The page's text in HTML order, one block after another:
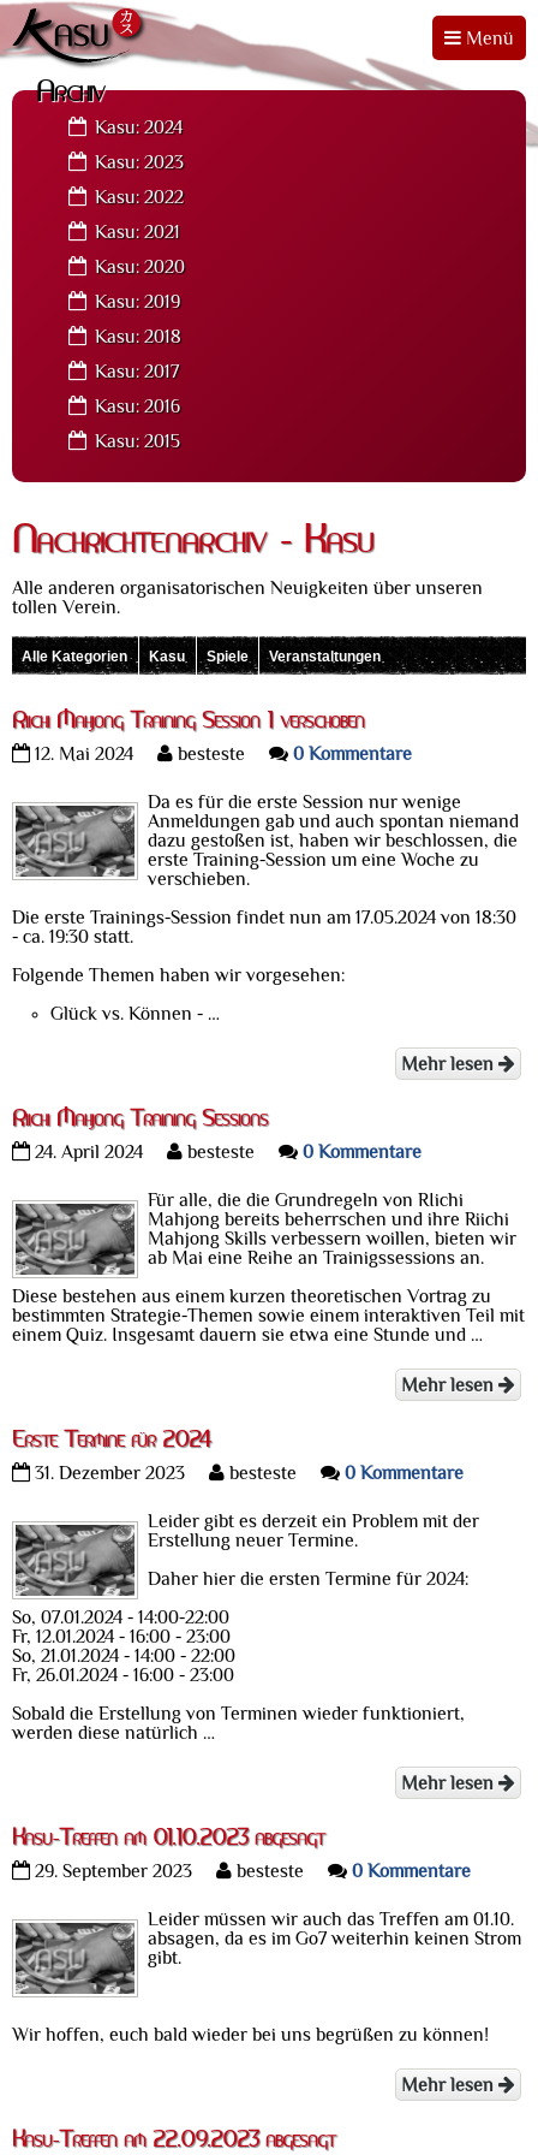
Menü
Archiv
Kasu: 2024
Kasu: 2023
Kasu: 2022
Kasu: 2021
Kasu: 2020
Kasu: 2019
Kasu: 2018
Kasu: 2017
Kasu: 2016
Kasu: 2015
Nachrichtenarchiv - Kasu
Alle anderen organisatorischen Neuigkeiten über unseren
tollen Verein.
Alle Kategorien Kasu Spiele Veranstaltungen
Riichi Mahjong Training Session 1 verschoben
12. Mai 2024 besteste 0 Kommentare
Da es für die erste Session nur wenige
Anmeldungen gab und auch spontan niemand
dazu gestoßen ist, haben wir beschlossen, die
erste Training-Session um eine Woche zu
verschieben.
Die erste Trainings-Session findet nun am 17.05.2024 von 18:30
- ca. 19:30 statt.
Folgende Themen haben wir vorgesehen:
Glück vs. Können - …
Mehr lesen
Riichi Mahjong Training Sessions
24. April 2024 besteste 0 Kommentare
Für alle, die die Grundregeln von RIichi
Mahjong bereits beherrschen und ihre Riichi
Mahjong Skills verbessern woillen, bieten wir
ab Mai eine Reihe an Trainigssessions an.
Diese bestehen aus einem kurzen theoretischen Vortrag zu
bestimmten Strategie-Themen sowie einem interaktiven Teil mit
einem Quiz. Insgesamt dauern sie etwa eine Stunde und …
Mehr lesen
Erste Termine für 2024
31. Dezember 2023 besteste 0 Kommentare
Leider gibt es derzeit ein Problem mit der
Erstellung neuer Termine.
Daher hier die ersten Termine für 2024:
So, 07.01.2024 - 14:00-22:00
Fr, 12.01.2024 - 16:00 - 23:00
So, 21.01.2024 - 14:00 - 22:00
Fr, 26.01.2024 - 16:00 - 23:00
Sobald die Erstellung von Terminen wieder funktioniert,
werden diese natürlich …
Mehr lesen
Kasu-Treffen am 01.10.2023 abgesagt
29. September 2023 besteste 0 Kommentare
Leider müssen wir auch das Treffen am 01.10.
absagen, da es im Go7 weiterhin keinen Strom
gibt.
Wir hoffen, euch bald wieder bei uns begrüßen zu können!
Mehr lesen
Kasu-Treffen am 22.09.2023 abgesagt